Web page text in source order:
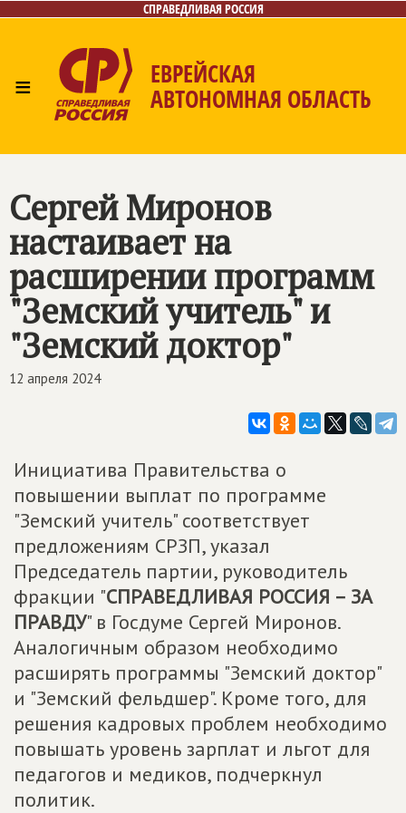
СПРАВЕДЛИВАЯ РОССИЯ
≡ ЕВРЕЙСКАЯ
АВТОНОМНАЯ ОБЛАСТЬ
Сергей Миронов
настаивает на
расширении программ
"Земский учитель" и
"Земский доктор"
12 апреля 2024
Инициатива Правительства о
повышении выплат по программе
"Земский учитель" соответствует
предложениям СРЗП, указал
Председатель партии, руководитель
фракции "СПРАВЕДЛИВАЯ РОССИЯ – ЗА
ПРАВДУ" в Госдуме Сергей Миронов.
Аналогичным образом необходимо
расширять программы "Земский доктор"
и "Земский фельдшер". Кроме того, для
решения кадровых проблем необходимо
повышать уровень зарплат и льгот для
педагогов и медиков, подчеркнул
политик.